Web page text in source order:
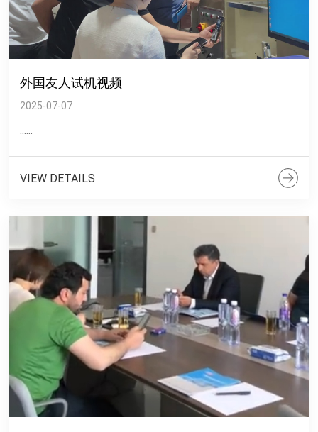
外国友人试机视频
2025-07-07
......
VIEW DETAILS